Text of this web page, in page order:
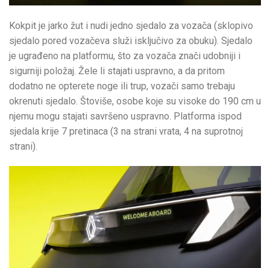
Kokpit je jarko žut i nudi jedno sjedalo za vozača (sklopivo
sjedalo pored vozačeva služi isključivo za obuku). Sjedalo
je ugrađeno na platformu, što za vozača znači udobniji i
sigurniji položaj. Žele li stajati uspravno, a da pritom
dodatno ne opterete noge ili trup, vozači samo trebaju
okrenuti sjedalo. Štoviše, osobe koje su visoke do 190 cm u
njemu mogu stajati savršeno uspravno. Platforma ispod
sjedala krije 7 pretinaca (3 na strani vrata, 4 na suprotnoj
strani).